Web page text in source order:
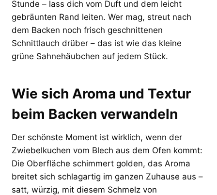
Stunde – lass dich vom Duft und dem leicht
gebräunten Rand leiten. Wer mag, streut nach
dem Backen noch frisch geschnittenen
Schnittlauch drüber – das ist wie das kleine
grüne Sahnehäubchen auf jedem Stück.
Wie sich Aroma und Textur
beim Backen verwandeln
Der schönste Moment ist wirklich, wenn der
Zwiebelkuchen vom Blech aus dem Ofen kommt:
Die Oberfläche schimmert golden, das Aroma
breitet sich schlagartig im ganzen Zuhause aus –
satt, würzig, mit diesem Schmelz von